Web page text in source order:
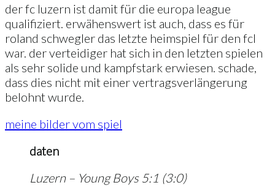
der fc luzern ist damit für die europa league
qualifiziert. erwähenswert ist auch, dass es für
roland schwegler das letzte heimspiel für den fcl
war. der verteidiger hat sich in den letzten spielen
als sehr solide und kampfstark erwiesen. schade,
dass dies nicht mit einer vertragsverlängerung
belohnt wurde.
meine bilder vom spiel
daten
Luzern – Young Boys 5:1 (3:0)